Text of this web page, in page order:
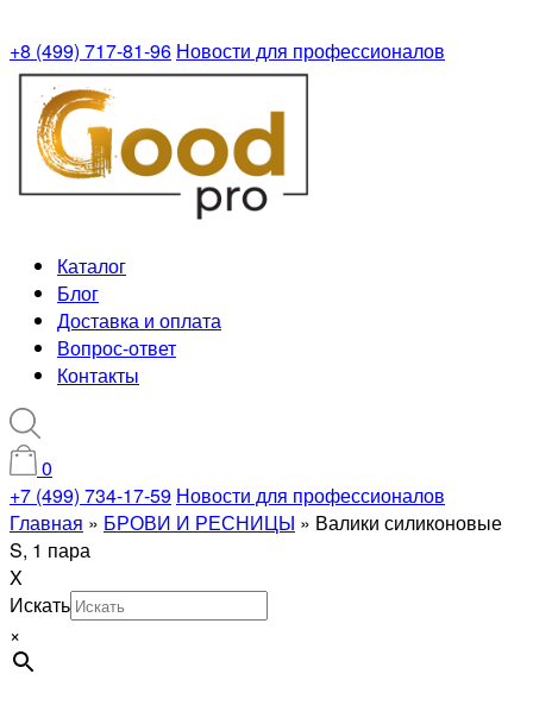
+8 (499) 717-81-96 Новости для профессионалов
Каталог
Блог
Доставка и оплата
Вопрос-ответ
Контакты
0
+7 (499) 734-17-59 Новости для профессионалов
Главная » БРОВИ И РЕСНИЦЫ » Валики силиконовые
S, 1 пара
X
Искать
×